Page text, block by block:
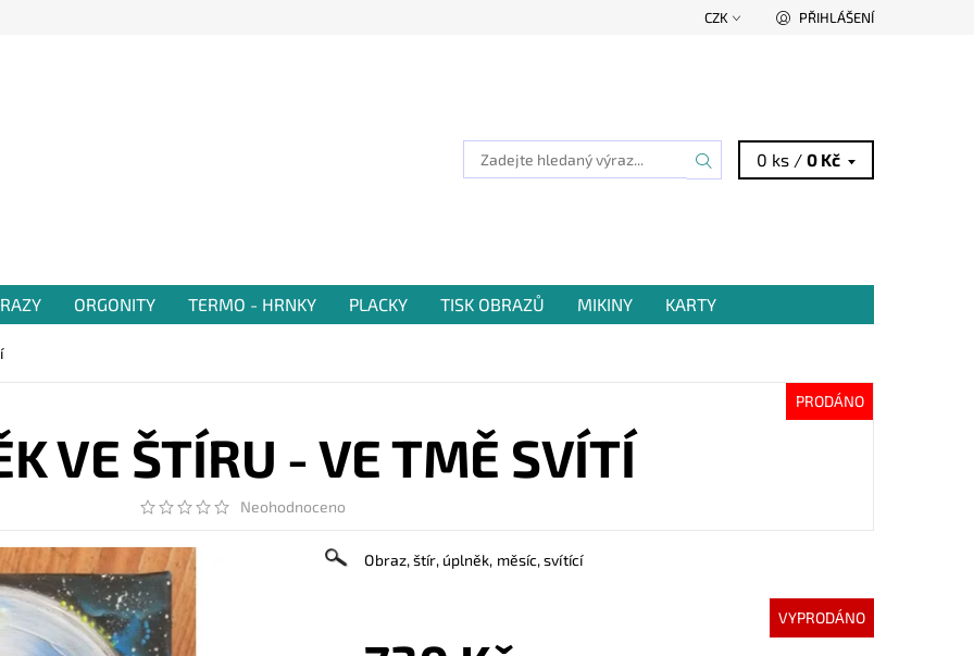
CZK PŘIHLÁŠENÍ
0 ks /0 Kč
ORGONITY TERMO - HRNKY PLACKY TISK OBRAZŮ MIKINY KARTY
PRODÁNO
VE ŠTÍRU - VE TMĚ SVÍTÍ
Neohodnoceno
Obraz, štír, úplněk, měsíc, svítící
VYPRODÁNO